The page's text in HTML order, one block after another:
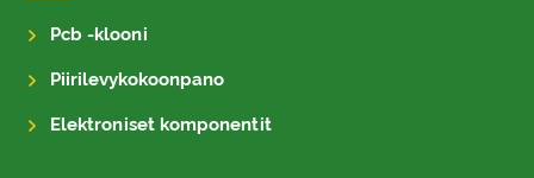
Pcb -klooni
Piirilevykokoonpano
Elektroniset komponentit